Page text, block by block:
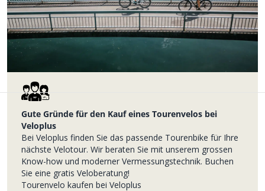
Gute Gründe für den Kauf eines Tourenvelos bei
Veloplus
Bei Veloplus finden Sie das passende Tourenbike für Ihre
nächste Velotour. Wir beraten Sie mit unserem grossen
Know-how und moderner Vermessungstechnik. Buchen
Sie eine gratis Veloberatung!
Tourenvelo kaufen bei Veloplus